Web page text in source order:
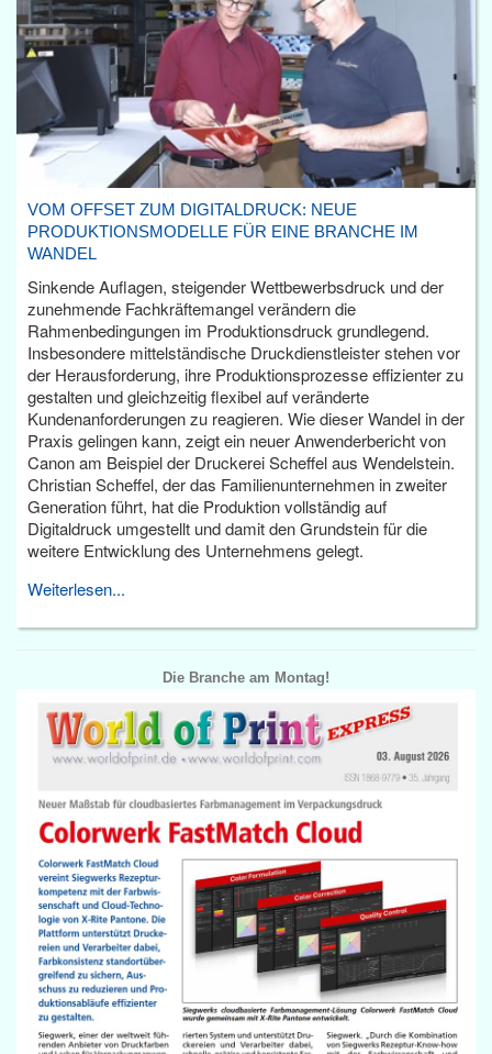
VOM OFFSET ZUM DIGITALDRUCK: NEUE
PRODUKTIONSMODELLE FÜR EINE BRANCHE IM
WANDEL
Sinkende Auflagen, steigender Wettbewerbsdruck und der
zunehmende Fachkräftemangel verändern die
Rahmenbedingungen im Produktionsdruck grundlegend.
Insbesondere mittelständische Druckdienstleister stehen vor
der Herausforderung, ihre Produktionsprozesse effizienter zu
gestalten und gleichzeitig flexibel auf veränderte
Kundenanforderungen zu reagieren. Wie dieser Wandel in der
Praxis gelingen kann, zeigt ein neuer Anwenderbericht von
Canon am Beispiel der Druckerei Scheffel aus Wendelstein.
Christian Scheffel, der das Familienunternehmen in zweiter
Generation führt, hat die Produktion vollständig auf
Digitaldruck umgestellt und damit den Grundstein für die
weitere Entwicklung des Unternehmens gelegt.
Weiterlesen...
Die Branche am Montag!